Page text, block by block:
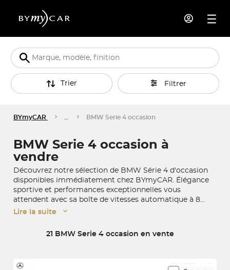
Trier Filtrer
BYmyCAR BMW Serie 4 occasion
BMW Serie 4 occasion à
vendre
Découvrez notre sélection de BMW Série 4 d'occasion
disponibles immédiatement chez BYmyCAR. Élégance
sportive et performances exceptionnelles vous
attendent avec sa boîte de vitesses automatique à 8
rapports réactive. Choisissez parmi trois silhouettes
dès maintenant et profitez de notre service de livraison
Lire la suite
21 BMW Serie 4 occasion en vente